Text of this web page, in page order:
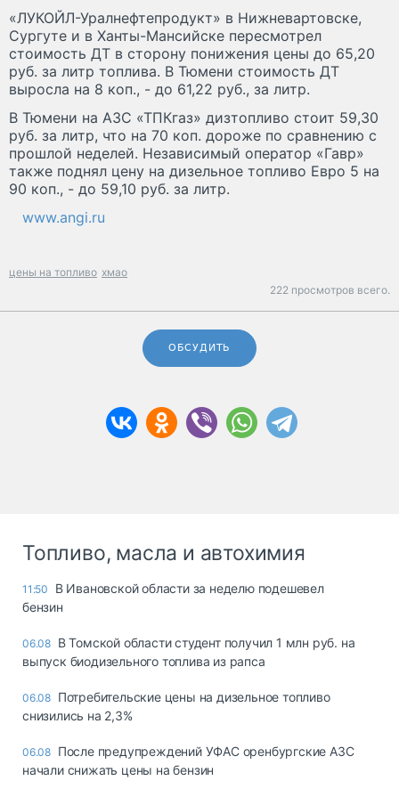
«ЛУКОЙЛ-Уралнефтепродукт» в Нижневартовске,
Сургуте и в Ханты-Мансийске пересмотрел
стоимость ДТ в сторону понижения цены до 65,20
руб. за литр топлива. В Тюмени стоимость ДТ
выросла на 8 коп., - до 61,22 руб., за литр.
В Тюмени на АЗС «ТПКгаз» дизтопливо стоит 59,30
руб. за литр, что на 70 коп. дороже по сравнению с
прошлой неделей. Независимый оператор «Гавр»
также поднял цену на дизельное топливо Евро 5 на
90 коп., - до 59,10 руб. за литр.
www.angi.ru
цены на топливо хмао
222 просмотров всего.
ОБСУДИТЬ
Топливо, масла и автохимия
11:50
В Ивановской области за неделю подешевел
бензин
06.08 В Томской области студент получил 1 млн руб. на
выпуск биодизельного топлива из рапса
06.08 Потребительские цены на дизельное топливо
снизились на 2,3%
06.08 После предупреждений УФАС оренбургские АЗС
начали снижать цены на бензин